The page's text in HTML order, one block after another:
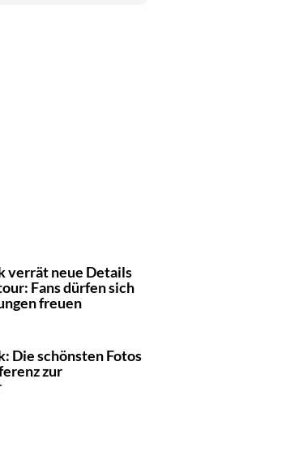
verrät neue Details
Fans dürfen sich
freuen
Die schönsten Fotos
zur